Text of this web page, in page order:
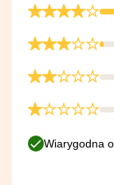
Wiarygodna